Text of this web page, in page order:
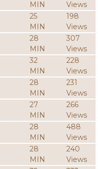
MIN
Views
25
MIN
198
Views
28
MIN
307
Views
32
MIN
228
Views
28
MIN
231
Views
27
MIN
266
Views
28
MIN
488
Views
28
MIN
240
Views